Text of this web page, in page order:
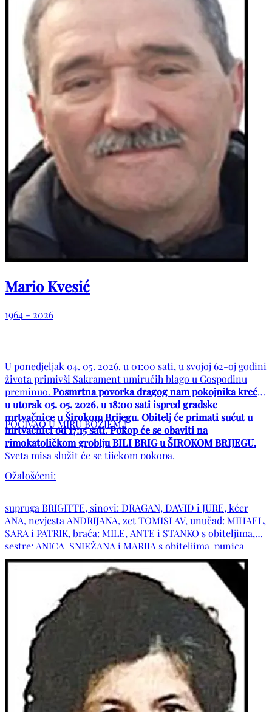
Mario Kvesić
1964 - 2026
U ponedjeljak 04. 05. 2026. u 01:00 sati, u svojoj 62-oj godini
života primivši Sakrament umirućih blago u Gospodinu
preminuo. Posmrtna povorka dragog nam pokojnika kreće
u utorak 05. 05. 2026. u 18:00 sati ispred gradske
mrtvačnice u Širokom Brijegu. Obitelj će primati sućut u
mrtvačnici od 17:15 sati. Pokop će se obaviti na
rimokatoličkom groblju BILI BRIG u ŠIROKOM BRIJEGU.
Sveta misa služit će se tijekom pokopa.
POČIVAO U MIRU BOŽJEM !
Ožalošćeni:
supruga BRIGITTE, sinovi: DRAGAN, DAVID i JURE, kćer
ANA, nevjesta ANDRIJANA, zet TOMISLAV, unučad: MIHAEL,
SARA i PATRIK, braća: MILE, ANTE i STANKO s obiteljima,
sestre: ANICA, SNJEŽANA i MARIJA s obiteljima, punica
DRAGICA, šure: DOMAGOJ i BRANIMIR s obiteljima,
svastika VIKTORIJA s obitelji, obitelji: KVESIĆ, SKOKO,
KARAČIĆ, MALJAK, KOLOBARIĆ, VUKOJA, MAJAČA, ĆORIĆ
te ostala mnogobrojna rodbina, kumovi i prijatelji.